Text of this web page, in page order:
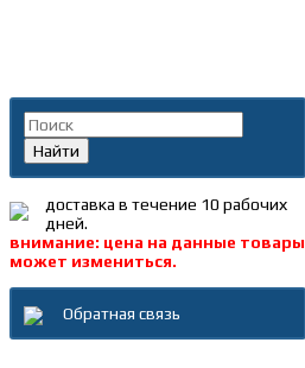
Найти
доставка в течение 10 рабочих
дней.
внимание: цена на данные товары
может измениться.
Обратная связь